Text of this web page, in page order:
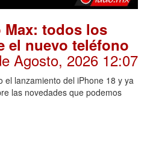
Max: todos los
el nuevo teléfono
Agosto, 2026 12:07
el lanzamiento del iPhone 18 y ya
las novedades que podemos